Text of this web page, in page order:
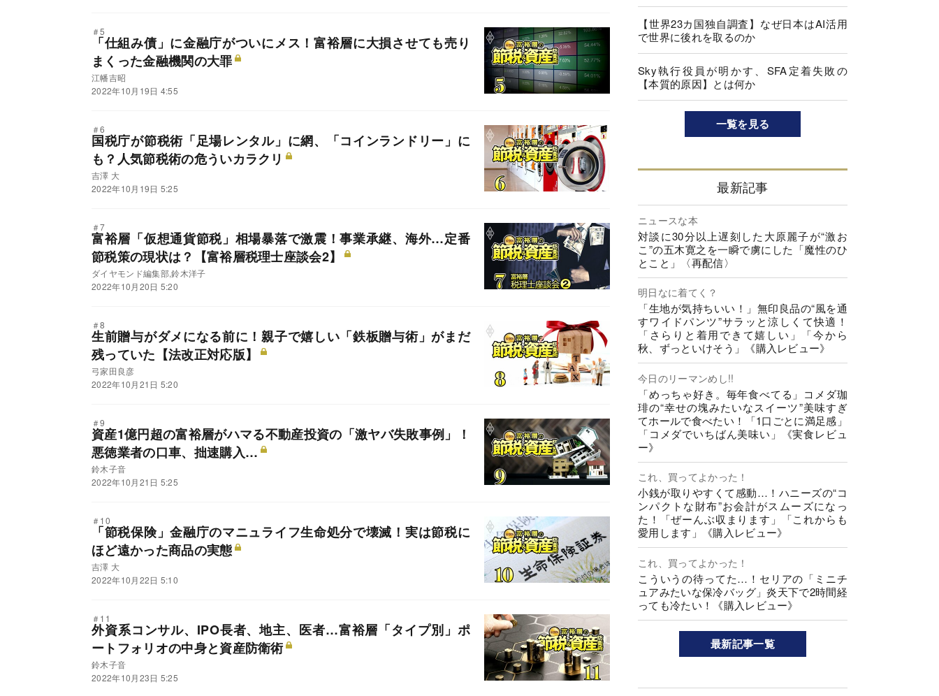
＃5
「仕組み債」に金融庁がついにメス！富裕層に大損させても売り
まくった金融機関の大罪
江幡吉昭
2022年10月19日 4:55
＃6
国税庁が節税術「足場レンタル」に網、「コインランドリー」に
も？人気節税術の危ういカラクリ
吉澤 大
2022年10月19日 5:25
＃7
富裕層「仮想通貨節税」相場暴落で激震！事業承継、海外…定番
節税策の現状は？【富裕層税理士座談会2】
ダイヤモンド編集部,鈴木洋子
2022年10月20日 5:20
＃8
生前贈与がダメになる前に！親子で嬉しい「鉄板贈与術」がまだ
残っていた【法改正対応版】
弓家田良彦
2022年10月21日 5:20
＃9
資産1億円超の富裕層がハマる不動産投資の「激ヤバ失敗事例」！
悪徳業者の口車、拙速購入…
鈴木子音
2022年10月21日 5:25
＃10
「節税保険」金融庁のマニュライフ生命処分で壊滅！実は節税に
ほど遠かった商品の実態
吉澤 大
2022年10月22日 5:10
＃11
外資系コンサル、IPO長者、地主、医者…富裕層「タイプ別」ポ
ートフォリオの中身と資産防衛術
鈴木子音
2022年10月23日 5:25
【世界23カ国独自調査】なぜ日本はAI活用
で世界に後れを取るのか
Sky執行役員が明かす、SFA定着失敗の
【本質的原因】とは何か
一覧を見る
最新記事
ニュースな本
対談に30分以上遅刻した大原麗子が“激お
こ”の五木寛之を一瞬で虜にした「魔性のひ
とこと」〈再配信〉
明日なに着てく？
「生地が気持ちいい！」無印良品の“風を通
すワイドパンツ”サラッと涼しくて快適！
「さらりと着用できて嬉しい」「今から
秋、ずっといけそう」《購入レビュー》
今日のリーマンめし!!
「めっちゃ好き。毎年食べてる」コメダ珈
琲の“幸せの塊みたいなスイーツ”美味すぎ
てホールで食べたい！「1口ごとに満足感」
「コメダでいちばん美味い」《実食レビュ
ー》
これ、買ってよかった！
小銭が取りやすくて感動…！ハニーズの“コ
ンパクトな財布”お会計がスムーズになっ
た！「ぜーんぶ収まります」「これからも
愛用します」《購入レビュー》
これ、買ってよかった！
こういうの待ってた…！セリアの「ミニチ
ュアみたいな保冷バッグ」炎天下で2時間経
っても冷たい！《購入レビュー》
最新記事一覧